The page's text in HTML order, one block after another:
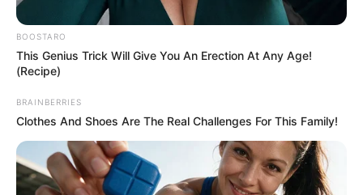
Posted
in
Friss hírek
FELFOGHATATLAN! Újabb
gyereket löktek MA metró elé. Az
egész ország Bálintot gyászolja
🖤🕯 – MUTATJUK MI TÖRTÉNT:
BOOSTARO
This Genius Trick Will Give You An Erection At Any Age!
(Recipe)
BRAINBERRIES
Clothes And Shoes Are The Real Challenges For This Family!